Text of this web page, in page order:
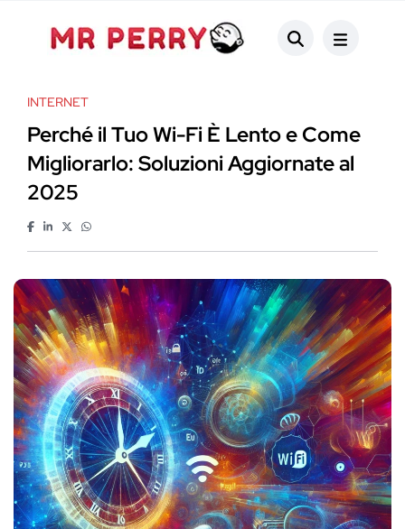
INTERNET
Perché il Tuo Wi-Fi È Lento e Come
Migliorarlo: Soluzioni Aggiornate al
2025